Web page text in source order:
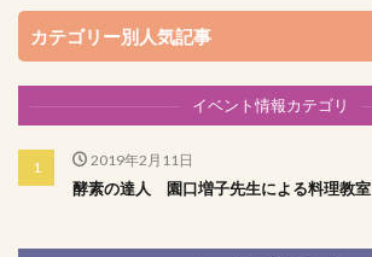
カテゴリー別人気記事
イベント情報カテゴリ
2019年2月11日
酵素の達人 園口増子先生による料理教室